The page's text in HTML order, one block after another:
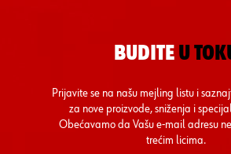
BUDITE U
Prijavite se na našu mejling listu i
za nove proizvode, sniženja i
Obećavamo da Vašu e-mail adresu
trećim licima.